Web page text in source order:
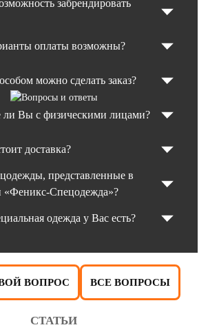
забрендировать
оплаты возможны?
можно сделать заказ?
ли Вы с физическими лицами?
доставка?
представленные в
«Феникс-Спецодежда»?
одежда у Вас есть?
ВОПРОС ВСЕ ВОПРОСЫ
СТАТЬИ